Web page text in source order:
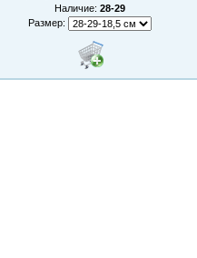
Наличие: 28-29
Размер: